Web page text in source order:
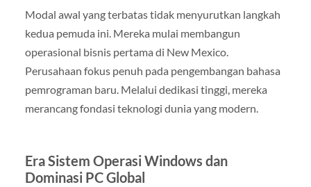
Modal awal yang terbatas tidak menyurutkan langkah
kedua pemuda ini. Mereka mulai membangun
operasional bisnis pertama di New Mexico.
Perusahaan fokus penuh pada pengembangan bahasa
pemrograman baru. Melalui dedikasi tinggi, mereka
merancang fondasi teknologi dunia yang modern.
Era Sistem Operasi Windows dan
Dominasi PC Global